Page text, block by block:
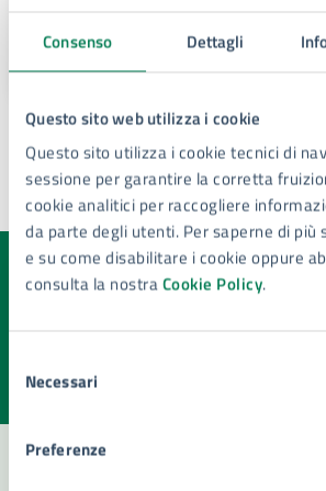
Consenso Dettagli
Questo sito web utilizza i cookie
Questo sito utilizza i cookie tecnici di
sessione per garantire la corretta
cookie analitici per raccogliere
da parte degli utenti. Per saperne di più
e su come disabilitare i cookie oppure
consulta la nostraCookie Policy.
delNecessari
Preferenze
Indirizzo:
Via Brenta, 81
Ultimo aggiornamento:17/07/2025,
Quanto sono chiare le
Seleziona il numero di stelle per
Valuta 3 stelle su 5
Valuta 2 stelle su 5
Valuta 1 stelle su 5